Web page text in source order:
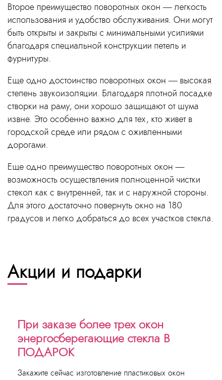
Второе преимущество поворотных окон — легкость
использования и удобство обслуживания. Они могут
быть открыты и закрыты с минимальными усилиями
благодаря специальной конструкции петель и
фурнитуры.
Еще одно достоинство поворотных окон — высокая
степень звукоизоляции. Благодаря плотной посадке
створки на раму, они хорошо защищают от шума
извне. Это особенно важно для тех, кто живет в
городской среде или рядом с оживленными
дорогами.
Еще одно преимущество поворотных окон —
возможность осуществления полноценной чистки
стекол как с внутренней, так и с наружной стороны.
Для этого достаточно повернуть окно на 180
градусов и легко добраться до всех участков стекла.
Акции и подарки
При заказе более трех окон
энергосберегающие стекла В
ПОДАРОК
Закажите сейчас изготовление пластиковых окон